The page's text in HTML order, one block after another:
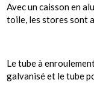
Avec un caisson en
toile, les stores sont
Le tube à
galvanisé et le tube